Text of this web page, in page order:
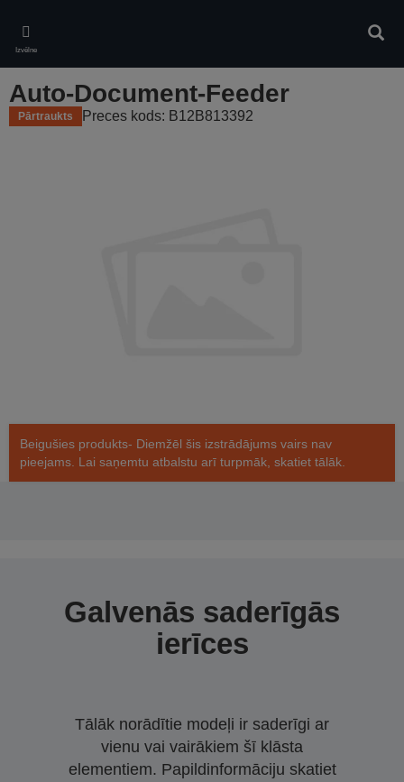
main
content
Izvēlne
Auto-Document-Feeder
Pārtraukts Preces kods: B12B813392
Beigušies produkts- Diemžēl šis izstrādājums vairs nav
pieejams. Lai saņemtu atbalstu arī turpmāk, skatiet tālāk.
Galvenās saderīgās
ierīces
Tālāk norādītie modeļi ir saderīgi ar
vienu vai vairākiem šī klāsta
elementiem. Papildinformāciju skatiet